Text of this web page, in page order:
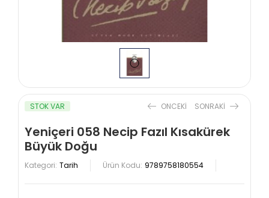
STOK VAR ONCEKI SONRAKI
Yeniçeri 058 Necip Fazıl Kısakürek
Büyük Doğu
Kategori: Tarih Ürün Kodu: 9789758180554